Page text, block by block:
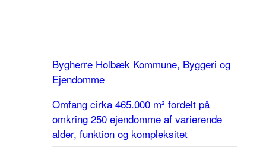
Bygherre Holbæk Kommune, Byggeri og
Ejendomme
Omfang cirka 465.000 m² fordelt på
omkring 250 ejendomme af varierende
alder, funktion og kompleksitet
Om os
Referencer
Karriere
Medarbejdere